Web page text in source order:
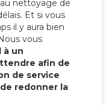
nettoyage de
Et si vous
il y aura bien
vous
à un
afin de
de service
redonner la